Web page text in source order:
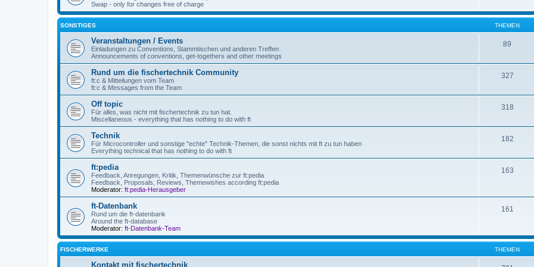
Swap - only for changes free of charge
SONSTIGES THEMEN
Veranstaltungen / Events
Einladungen zu Conventions, Stammtischen und anderen Treffen
Announcements of conventions, get-togethers and other meetings
89
Rund um die fischertechnik Community
ft:c & Mitteilungen vom Team
ft:c & Messages from the Team
327
Off topic
Für alles, was nicht mit fischertechnik zu tun hat.
Miscellaneous - everything that has nothing to do with ft
318
Technik
Für Microcontroller und sonstige "echte" Technik-Themen, die sonst nichts mit ft zu tun haben
Everything technical that has nothing to do with ft
182
ft:pedia
Feedback, Anregungen, Kritik, Themenwünsche zur ft:pedia
Feedback, Proposals, Reviews, Themewishes according ft:pedia
Moderator: ft:pedia-Herausgeber
163
ft-Datenbank
Rund um die ft-datenbank
Around the ft-database
Moderator: ft-Datenbank-Team
161
FISCHERWERKE THEMEN
Kontakt mit fischertechnik